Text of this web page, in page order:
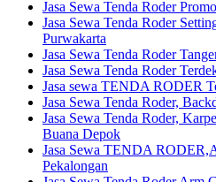
Jasa Sewa Tenda Roder
Jasa Sewa Tenda Roder
Purwakarta
Jasa Sewa Tenda Roder
Jasa Sewa Tenda Roder
Jasa sewa TENDA RODER
Jasa Sewa Tenda Roder,
Jasa Sewa Tenda Roder,
Buana Depok
Jasa Sewa TENDA
Pekalongan